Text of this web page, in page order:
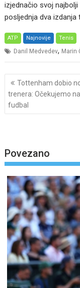
izjednačio svoj
posljednja dva izdanja
ATP Najnovije Tenis
Danil Medvedev, Marin
Post
navigation
Tottenham dobio
trenera: Očekujemo
fudbal
Povezano